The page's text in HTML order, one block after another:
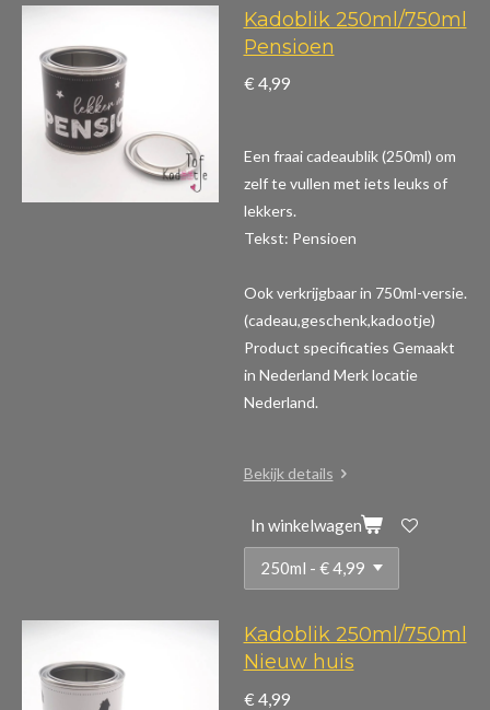
Kadoblik 250ml/750ml
Pensioen
€ 4,99
Een fraai cadeaublik (250ml) om
zelf te vullen met iets leuks of
lekkers.
Tekst: Pensioen
Ook verkrijgbaar in 750ml-versie.
(cadeau,geschenk,kadootje)
Product specificaties Gemaakt
in Nederland Merk locatie
Nederland.
Bekijk details
In winkelwagen
Kadoblik 250ml/750ml
Nieuw huis
€ 4,99